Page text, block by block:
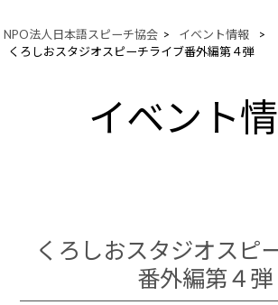
NPO法人日本語スピーチ協会 > イベント情報
>
くろしおスタジオスピーチライブ番外編第４弾
イベント
くろしおスタジオスピ
番外編第４弾